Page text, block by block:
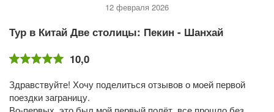
12 февраля 2026
Тур в Китай Две столицы: Пекин - Шанхай
10,0
Здравствуйте! Хочу поделиться отзывов о моей первой
поездки заграницу.